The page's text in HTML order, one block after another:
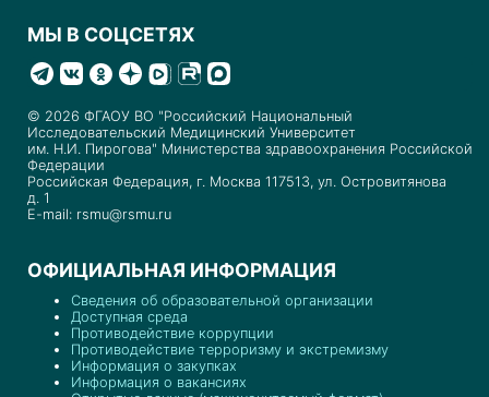
МЫ В СОЦСЕТЯХ
© 2026 ФГАОУ ВО "Российский Национальный
Исследовательский Медицинский Университет
им. Н.И. Пирогова" Министерства здравоохранения Российской
Федерации
Российская Федерация, г. Москва 117513, ул. Островитянова
д. 1
E-mail: rsmu@rsmu.ru
ОФИЦИАЛЬНАЯ ИНФОРМАЦИЯ
Сведения об образовательной организации
Доступная среда
Противодействие коррупции
Противодействие терроризму и экстремизму
Информация о закупках
Информация о вакансиях